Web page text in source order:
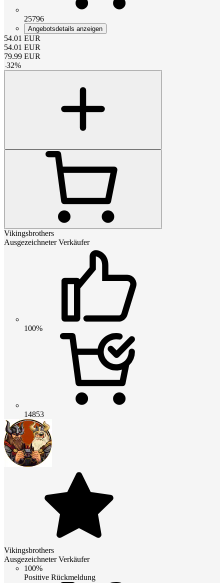
25796
Angebotsdetails anzeigen
54.01 EUR
54.01 EUR
79.99 EUR
-32%
Vikingsbrothers
Ausgezeichneter Verkäufer
100%
14853
Vikingsbrothers
Ausgezeichneter Verkäufer
100%
Positive Rückmeldung